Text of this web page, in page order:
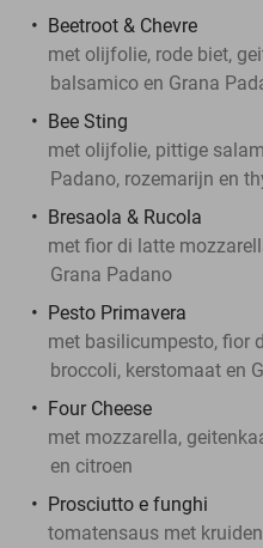
Beetroot & Chevre
met olijfolie, rode biet,
balsamico en Grana
Bee Sting
met olijfolie, pittige
Padano, rozemarijn en
Bresaola & Rucola
met fior di latte
Grana Padano
Pesto Primavera
met basilicumpesto, fior
broccoli, kerstomaat en
Four Cheese
met mozzarella,
en citroen
Prosciutto e funghi
tomatensaus met